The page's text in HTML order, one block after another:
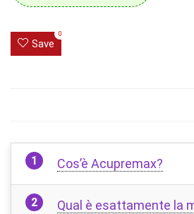
Save
0
Cos’è Acupremax?
Qual è esattamente la